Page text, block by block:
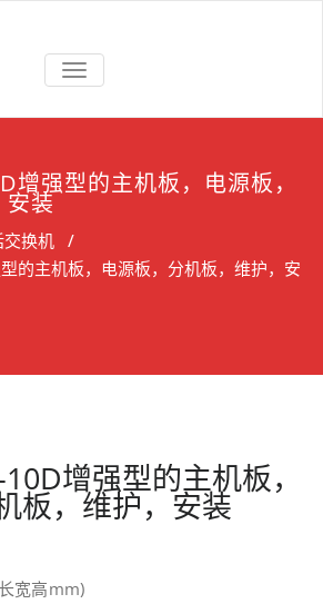
上海维修电话
上海维修松下、国威、NEC、迅
切
换
增强型的主机板，电源板，
安装
换机 /
的主机板，电源板，分机板，维护，安
增强型的主机板，
板，维护，安装
宽高mm)